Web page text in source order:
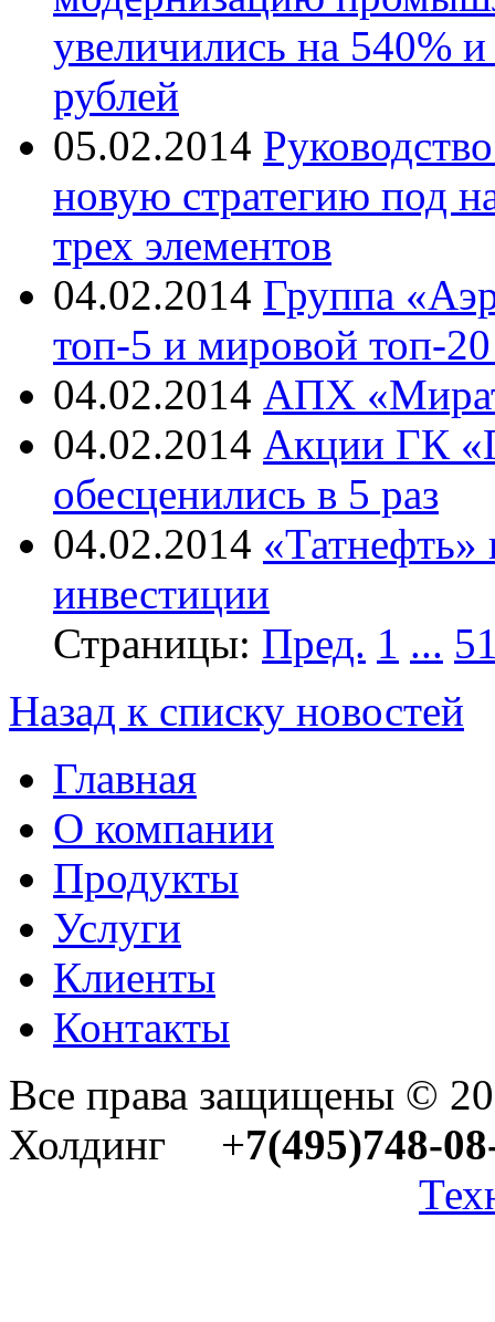
увеличились на 540%
рублей
05.02.2014
новую стратегию под
трех элементов
04.02.2014 Группа
топ-5 и мировой топ-
04.02.2014 АПХ
04.02.2014 Акции ГК
обесценились в 5 раз
04.02.2014 «Татнефть»
инвестиции
Страницы: Пред. 1 ...
Назад к списку новостей
Главная
О компании
Продукты
Услуги
Клиенты
Контакты
Все права защищены ©
Холдинг +7(495)748-